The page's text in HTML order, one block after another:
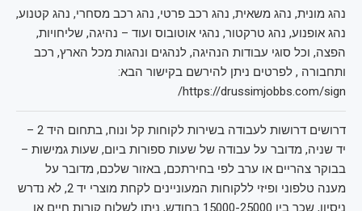
נהג מונית, נהג משאית, נהג רכב פרטי, נהג רכב מסחרי, נהג קטנוע,
נהג אופנוע, נהג טרקטור, נהגי אוטובוס ועוד – נהיגה, שליחויות,
הפצה, וכל סוגי עבודות הנהיגה, לנהגים ונהגות מכל הארץ, רכב
ותחבורה , לפרטים ניתן להירשם בקישור הבא:
https://drussimjobbs.com/sign/
דרושים דרושות לעבודה בשירות לקוחות קל ונוח, בתחום היד 2 –
יד שניה, מדובר על עבודה של שעות ספורות ביום, שעות גמישות –
בבוקר צהריים או ערב לפי בחירתכם, באזור שלכם, מדובר על
מענה טלפוני ופיזי ללקוחות המעוניינים לקחת מוצרי יד 2, לא נדרש